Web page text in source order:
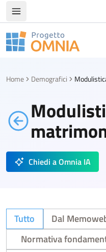
Apri/chiudi menù di
Progetto Omnia
Home Demografici
Chiedi a Omnia IA
Tutto Dal
Normativa